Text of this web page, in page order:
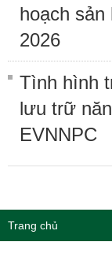
hoạch
2026
Tình hình
lưu trữ
EVNNPC
Trang chủ